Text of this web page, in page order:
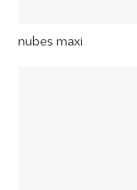
nubes maxi